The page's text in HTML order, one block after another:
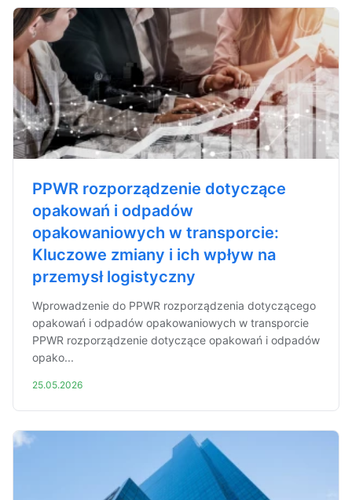
PPWR rozporządzenie dotyczące
opakowań i odpadów
opakowaniowych w transporcie:
Kluczowe zmiany i ich wpływ na
przemysł logistyczny
Wprowadzenie do PPWR rozporządzenia dotyczącego
opakowań i odpadów opakowaniowych w transporcie
PPWR rozporządzenie dotyczące opakowań i odpadów
opako...
25.05.2026